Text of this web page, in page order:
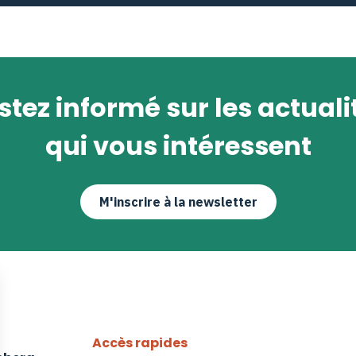
informé sur les
qui vous intéressent
M'inscrire à la newsletter
Accès rapides